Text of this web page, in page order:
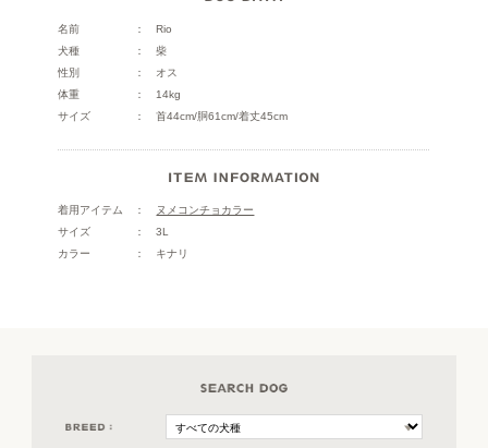
名前
Rio
犬種
柴
性別
オス
体重
14kg
サイズ
首44cm/胴61cm/着丈45cm
着用アイテム
ヌメコンチョカラー
サイズ
3L
カラー
キナリ